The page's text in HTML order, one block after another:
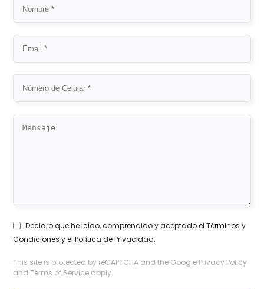
Declaro que he leído, comprendido y aceptado elTérminos y
Condiciones y elPolítica de Privacidad.
This site is protected by reCAPTCHA and the Google Privacy Policy
andTerms of Service apply.